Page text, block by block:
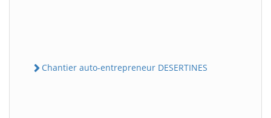
Chantier auto-entrepreneur DESERTINES